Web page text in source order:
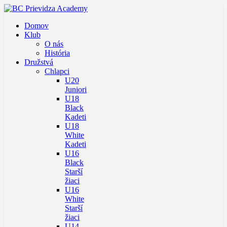
Domov
Klub
O nás
História
Družstvá
Chlapci
U20
Juniori
U18
Black
Kadeti
U18
White
Kadeti
U16
Black
Starší
žiaci
U16
White
Starší
žiaci